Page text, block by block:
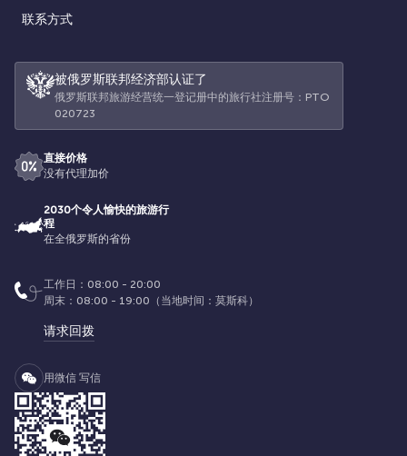
联系方式
被俄罗斯联邦经济部认证了
俄罗斯联邦旅游经营统一登记册中的旅行社注册号：РТО
020723
直接价格
没有代理加价
2030个令人愉快的旅游行
程
在全俄罗斯的省份
工作日：08:00 - 20:00
周末：08:00 - 19:00（当地时间：莫斯科）
请求回拨
用微信 写信